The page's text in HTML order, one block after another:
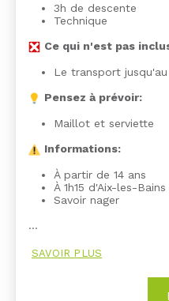
3h de descente
Technique
Ce qui n'est pas
Le transport
Pensez à prévoir:
Maillot et serviette
Informations:
À partir de 14 ans
À 1h15 d'Aix-les-Bains
Savoir nager
…
SAVOIR PLUS